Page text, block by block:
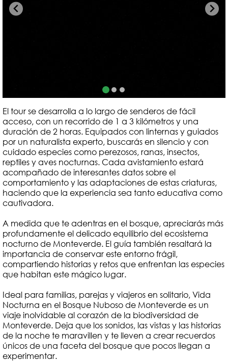
El tour se desarrolla a lo largo de senderos de fácil
acceso, con un recorrido de 1 a 3 kilómetros y una
duración de 2 horas. Equipados con linternas y guiados
por un naturalista experto, buscarás en silencio y con
cuidado especies como perezosos, ranas, insectos,
reptiles y aves nocturnas. Cada avistamiento estará
acompañado de interesantes datos sobre el
comportamiento y las adaptaciones de estas criaturas,
haciendo que la experiencia sea tanto educativa como
cautivadora.
A medida que te adentras en el bosque, apreciarás más
profundamente el delicado equilibrio del ecosistema
nocturno de Monteverde. El guía también resaltará la
importancia de conservar este entorno frágil,
compartiendo historias y retos que enfrentan las especies
que habitan este mágico lugar.
Ideal para familias, parejas y viajeros en solitario, Vida
Nocturna en el Bosque Nuboso de Monteverde es un
viaje inolvidable al corazón de la biodiversidad de
Monteverde. Deja que los sonidos, las vistas y las historias
de la noche te maravillen y te lleven a crear recuerdos
únicos de una faceta del bosque que pocos llegan a
experimentar.